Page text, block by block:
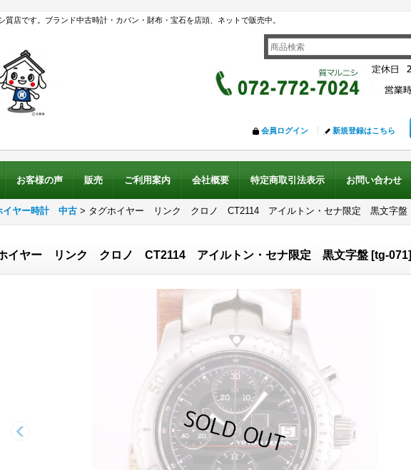
店です。ブランド中古時計・カバン・財布・宝石を店頭、ネットで販売中。
会員ログイン 新規登録はこちら
お客様の声 販売 ご利用案内 会社概要 特定商取引法表示 お問い合わせ
イヤー時計 中古 > タグホイヤー リンク クロノ CT2114 アイルトン・セナ限定 黒文字盤
イヤー リンク クロノ CT2114 アイルトン・セナ限定 黒文字盤 [tg-071]